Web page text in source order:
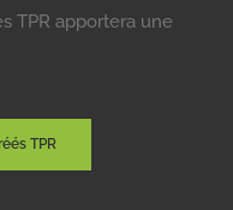
TPR apportera une
TPR